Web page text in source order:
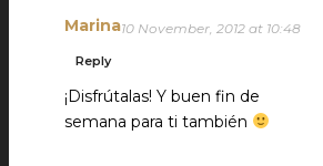
Marina10 November, 2012 at 10:48
Reply
¡Disfrútalas! Y buen fin de
semana para ti también